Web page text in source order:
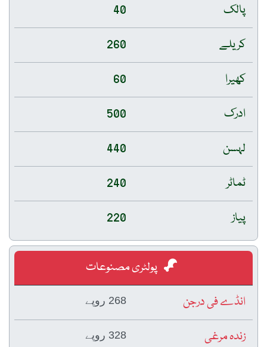
پالک
40
کریلے
260
کھیرا
60
ادرک
500
لہسن
440
ٹماٹر
240
پیاز
220
پولٹری مصنوعات
انڈے فی درجن
268 روپے
زندہ مرغی 328 روپے